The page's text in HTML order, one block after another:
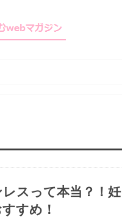
スって本当？！妊
すめ！